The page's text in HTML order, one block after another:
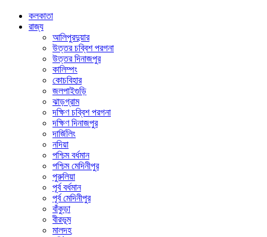
কলকাতা
রাজ্য
আলিপুরদুয়ার
উত্তর চব্বিশ পরগনা
উত্তর দিনাজপুর
কালিম্পং
কোচবিহার
জলপাইগুড়ি
ঝাড়গ্রাম
দক্ষিণ চব্বিশ পরগনা
দক্ষিণ দিনাজপুর
দার্জিলিং
নদিয়া
পশ্চিম বর্ধমান
পশ্চিম মেদিনীপুর
পুরুলিয়া
পূর্ব বর্ধমান
পূর্ব মেদিনীপুর
বাঁকুড়া
বীরভূম
মালদহ